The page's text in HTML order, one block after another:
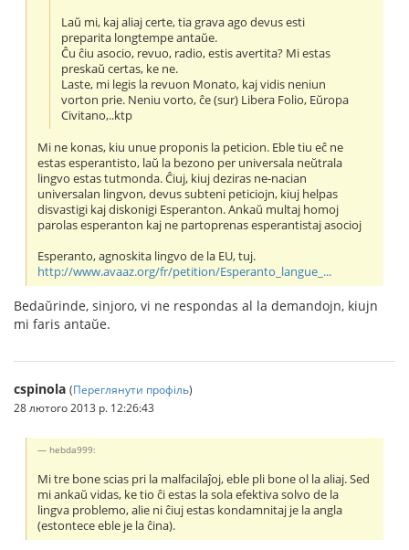
Laŭ mi, kaj aliaj certe, tia grava ago devus esti
preparita longtempe antaŭe.
Ĉu ĉiu asocio, revuo, radio, estis avertita? Mi estas
preskaŭ certas, ke ne.
Laste, mi legis la revuon Monato, kaj vidis neniun
vorton prie. Neniu vorto, ĉe (sur) Libera Folio, Eŭropa
Civitano,..ktp
Mi ne konas, kiu unue proponis la peticion. Eble tiu eĉ ne
estas esperantisto, laŭ la bezono per universala neŭtrala
lingvo estas tutmonda. Ĉiuj, kiuj deziras ne-nacian
universalan lingvon, devus subteni peticiojn, kiuj helpas
disvastigi kaj diskonigi Esperanton. Ankaŭ multaj homoj
parolas esperanton kaj ne partoprenas esperantistaj asocioj
Esperanto, agnoskita lingvo de la EU, tuj.
http://www.avaaz.org/fr/petition/Esperanto_langue_...
Bedaŭrinde, sinjoro, vi ne respondas al la demandojn, kiujn
mi faris antaŭe.
cspinola (Переглянути профіль)
28 лютого 2013 р. 12:26:43
hebda999:
Mi tre bone scias pri la malfacilaĵoj, eble pli bone ol la aliaj. Sed
mi ankaŭ vidas, ke tio ĉi estas la sola efektiva solvo de la
lingva problemo, alie ni ĉiuj estas kondamnitaj je la angla
(estontece eble je la ĉina).